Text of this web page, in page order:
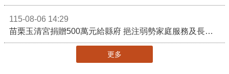
115-08-06 14:29
苗栗玉清宮捐贈500萬元給縣府 挹注弱勢家庭服務及長照醫療資源
更多